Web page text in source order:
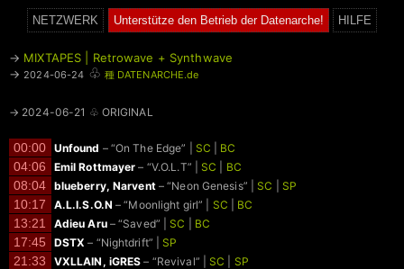
NETZWERK Unterstütze den Betrieb der Datenarche! HILFE
→ MIXTAPES | Retrowave + Synthwave
→ 2024-06-24 ♧ 種 DATENARCHE.de
→ 2024-06-21 ♧ ORIGINAL
00:00 Unfound – “On The Edge” | SC BC
04:06 Emil Rottmayer – “V.O.L.T” | SC BC
08:04 blueberry, Narvent– “Neon Genesis” | SC SP
10:17 A.L.I.S.O.N – “Moonlight girl” | SC BC
13:21 Adieu Aru– “Saved” | SC BC
17:45 DSTX – “Nightdrift” | SP
21:33 VXLLAIN, iGRES – “Revival” | SC SP